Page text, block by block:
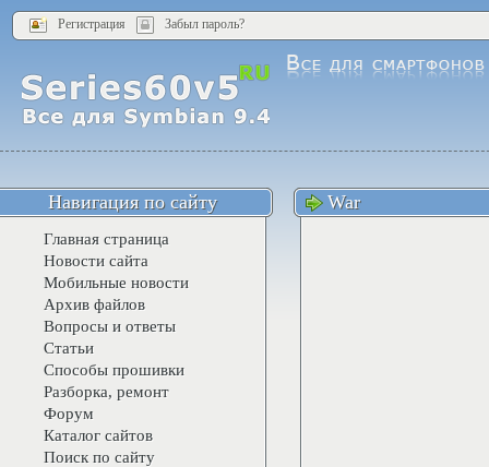
Регистрация Забыл пароль?
War
Навигация по сайту
Главная страница
Новости сайта
Мобильные новости
Архив файлов
Вопросы и ответы
Статьи
Способы прошивки
Разборка, ремонт
Форум
Каталог сайтов
Поиск по сайту